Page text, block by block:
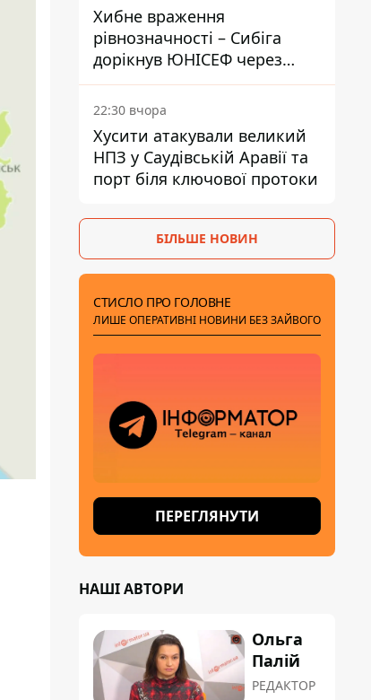
Хибне враження
рівнозначності – Сибіга
дорікнув ЮНІСЕФ через
заяву про загиблих дітей в
Україні та РФ
22:30 вчора
Хусити атакували великий
НПЗ у Саудівській Аравії та
порт біля ключової протоки
БІЛЬШЕ НОВИН
СТИСЛО ПРО ГОЛОВНЕ
ЛИШЕ ОПЕРАТИВНІ НОВИНИ БЕЗ ЗАЙВОГО
ПЕРЕГЛЯНУТИ
НАШІ АВТОРИ
Ольга
Палій
РЕДАКТОР